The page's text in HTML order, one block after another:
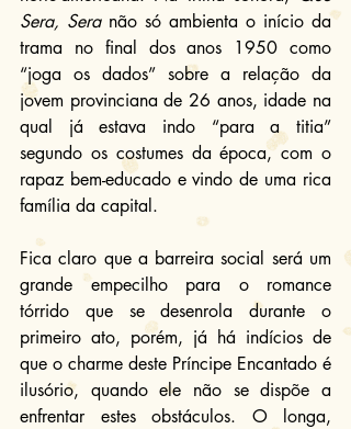
Sera, Sera não só ambienta o início da
trama no final dos anos 1950 como
“joga os dados” sobre a relação da
jovem provinciana de 26 anos, idade na
qual já estava indo “para a titia”
segundo os costumes da época, com o
rapaz bem-educado e vindo de uma rica
família da capital.
Fica claro que a barreira social será um
grande empecilho para o romance
tórrido que se desenrola durante o
primeiro ato, porém, já há indícios de
que o charme deste Príncipe Encantado é
ilusório, quando ele não se dispõe a
enfrentar estes obstáculos. O longa,